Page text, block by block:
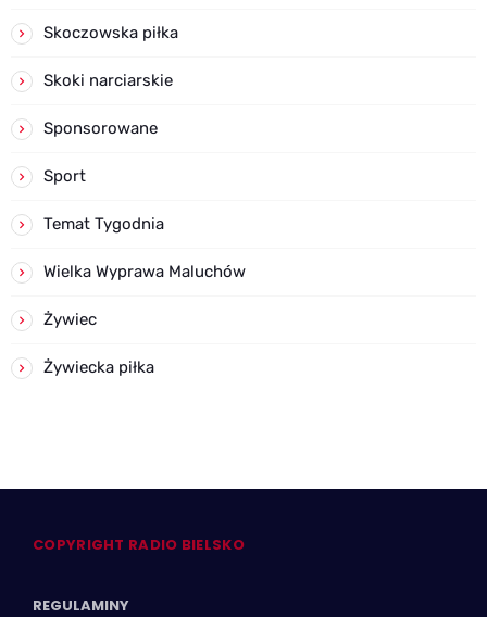
Skoczowska piłka
Skoki narciarskie
Sponsorowane
Sport
Temat Tygodnia
Wielka Wyprawa Maluchów
Żywiec
Żywiecka piłka
COPYRIGHT RADIO BIELSKO
REGULAMINY